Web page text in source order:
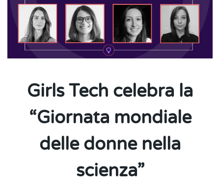
Girls Tech celebra la
“Giornata mondiale
delle donne nella
scienza”